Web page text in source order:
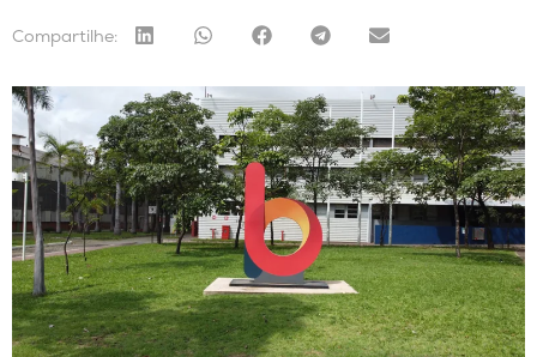
Compartilhe: